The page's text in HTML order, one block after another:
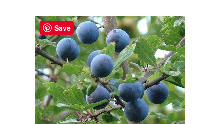
Save